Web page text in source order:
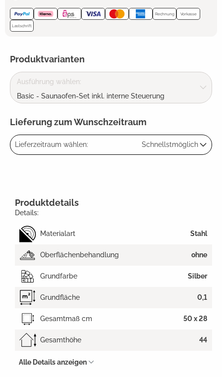
Rechnung Vorkasse
Lastschrift
Produktvarianten
Ausführung wählen:
Basic - Saunaofen-Set inkl. interne Steuerung
Lieferung zum Wunschzeitraum
Lieferzeitraum wählen: Schnellstmöglich
Produktdetails
Details:
Materialart Stahl
Oberflächenbehandlung ohne
Grundfarbe Silber
Grundfläche 0,1
Gesamtmaß cm 50 x 28
Gesamthöhe 44
Alle Details anzeigen